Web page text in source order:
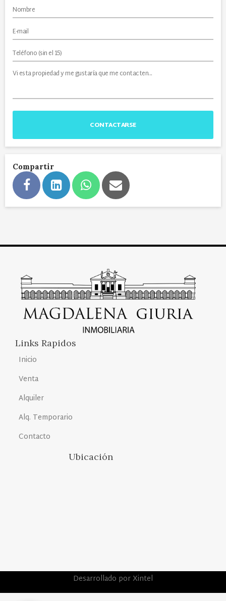
CONTACTARSE
Compartir
Links Rapidos
Inicio
Venta
Alquiler
Alq. Temporario
Contacto
Ubicación
Desarrollado por Xintel